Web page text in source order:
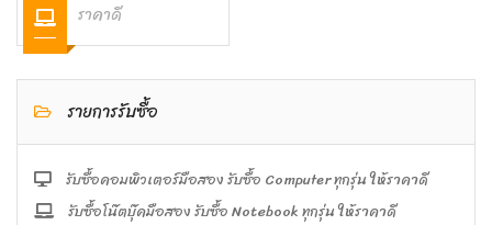
ราคาดี
รายการรับซื้อ
รับซื้อคอมพิวเตอร์มือสอง รับซื้อ Computer ทุกรุ่น ให้ราคาดี
รับซื้อโน๊ตบุ๊คมือสอง รับซื้อ Notebook ทุกรุ่น ให้ราคาดี